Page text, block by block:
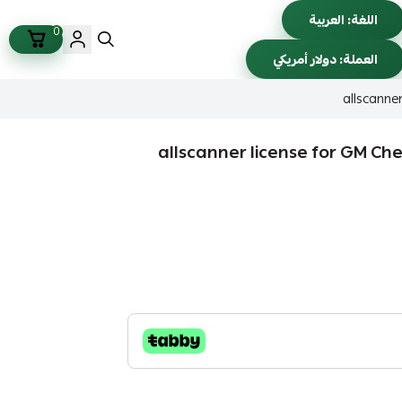
اللغة:العربية
العملة:دولار أمريكي
0
allscanner license for GM